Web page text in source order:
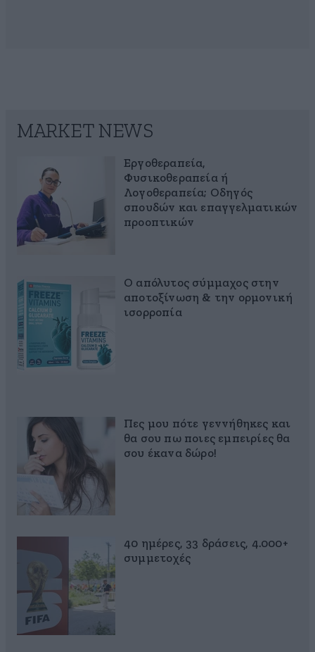
MARKET NEWS
Εργοθεραπεία,
Φυσικοθεραπεία ή
Λογοθεραπεία; Οδηγός
σπουδών και επαγγελματικών
προοπτικών
Ο απόλυτος σύμμαχος στην
αποτοξίνωση & την ορμονική
ισορροπία
Πες μου πότε γεννήθηκες και
θα σου πω ποιες εμπειρίες θα
σου έκανα δώρο!
40 ημέρες, 33 δράσεις, 4.000+
συμμετοχές